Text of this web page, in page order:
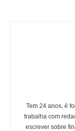
Tem 24 anos, é
trabalha com
escrever sobre